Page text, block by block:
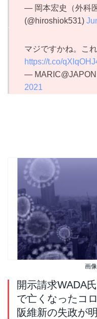
— 岡本宏史（外科
(@hiroshiok531)
マジですかね。こ
https://t.co/
—
2021
画
開示請求WADA
で亡くなったコ
阪維新の失政が